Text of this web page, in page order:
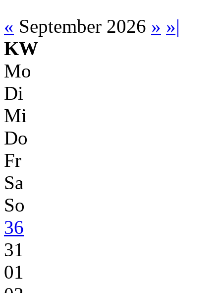
« September 2026 » »|
KW
Mo
Di
Mi
Do
Fr
Sa
So
36
31
01